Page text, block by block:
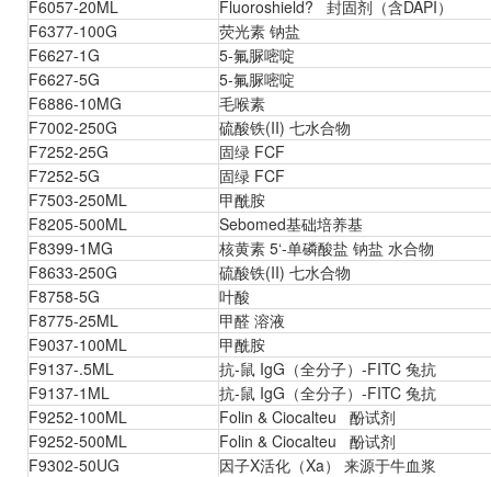
F6057-20ML
Fluoroshield? 封固剂（含DAPI）
F6377-100G
荧光素 钠盐
F6627-1G
5-氟脲嘧啶
F6627-5G
5-氟脲嘧啶
F6886-10MG
毛喉素
F7002-250G
硫酸铁(II) 七水合物
F7252-25G
固绿 FCF
F7252-5G
固绿 FCF
F7503-250ML
甲酰胺
F8205-500ML
Sebomed基础培养基
F8399-1MG
核黄素 5‘-单磷酸盐 钠盐 水合物
F8633-250G
硫酸铁(II) 七水合物
F8758-5G
叶酸
F8775-25ML
甲醛 溶液
F9037-100ML
甲酰胺
F9137-.5ML
抗-鼠 IgG（全分子）-FITC 兔抗
F9137-1ML
抗-鼠 IgG（全分子）-FITC 兔抗
F9252-100ML
Folin & Ciocalteu 酚试剂
F9252-500ML
Folin & Ciocalteu 酚试剂
F9302-50UG
因子X活化（Xa） 来源于牛血浆